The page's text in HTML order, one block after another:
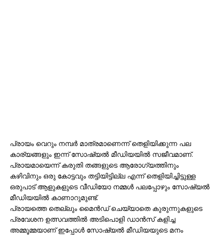
പ്രായം വെറും നമ്പർ മാത്രമാണെന്ന് തെളിയിക്കുന്ന പല
കാര്യങ്ങളും ഇന്ന് സോഷ്യൽ മീഡിയയിൽ സജീവമാണ്.
പ്രായമായെന്ന് കരുതി തങ്ങളുടെ ആരോ​ഗ്യത്തിനും
കഴിവിനും ഒരു കോട്ടവും തട്ടിയിട്ടില്ല എന്ന് തെളിയിച്ചിട്ടുള്ള
ഒരുപാട് ആളുകളുടെ വീഡിയോ നമ്മൾ പലപ്പോഴും സോഷ്യൽ
മീഡിയയിൽ കാണാറുമുണ്ട്.
പ്രായത്തെ തെല്ലും മൈൻഡ് ചെയ്യാതെ കുരുന്നുകളുടെ
പ്രവേശന ഉത്സവത്തിൽ അടിപൊളി ഡാൻസ് കളിച്ച
അമ്മൂമ്മയാണ് ഇപ്പോൾ സോഷ്യൽ മീഡിയയുടെ മനം